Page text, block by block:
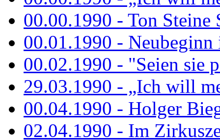
00.00.1990 - Ton Steine
00.01.1990 -
00.02.1990 - "Seien sie
29.03.1990 - „Ich will
00.04.1990 - Holger
02.04.1990 - Im